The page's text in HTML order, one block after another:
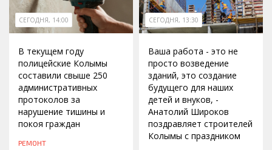
СЕГОДНЯ, 14:00
В текущем году
полицейские Колымы
составили свыше 250
административных
протоколов за
нарушение тишины и
покоя граждан
РЕМОНТ
СЕГОДНЯ, 13:30
Ваша работа - это не
просто возведение
зданий, это создание
будущего для наших
детей и внуков, -
Анатолий Широков
поздравляет строителей
Колымы с праздником